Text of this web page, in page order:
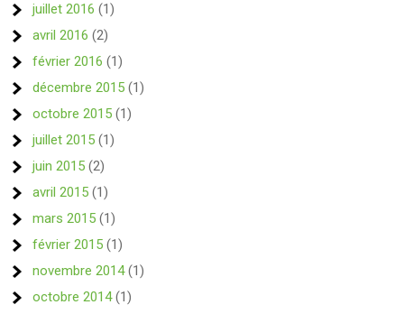
juillet 2016 (1)
avril 2016 (2)
février 2016 (1)
décembre 2015 (1)
octobre 2015 (1)
juillet 2015 (1)
juin 2015 (2)
avril 2015 (1)
mars 2015 (1)
février 2015 (1)
novembre 2014(1)
octobre 2014(1)